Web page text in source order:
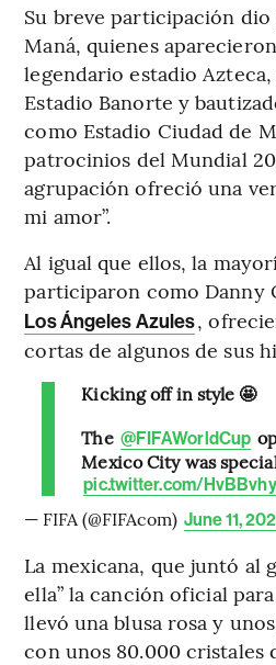
Su breve participación dio
Maná, quienes
legendario estadio
Estadio Banorte y
como Estadio Ciudad de
patrocinios del Mundial
agrupación ofreció una
mi amor”.
Al igual que ellos, la
participaron como Danny
Los Ángeles Azules,
cortas de algunos de sus
Kicking off in style 🤩
The @FIFAWorldCup
Mexico City was
pic.twitter.com/
— FIFA (@FIFAcom) June 11,
La mexicana, que juntó al
ella” la canción oficial
llevó una blusa rosa y
con unos 80.000 cristales